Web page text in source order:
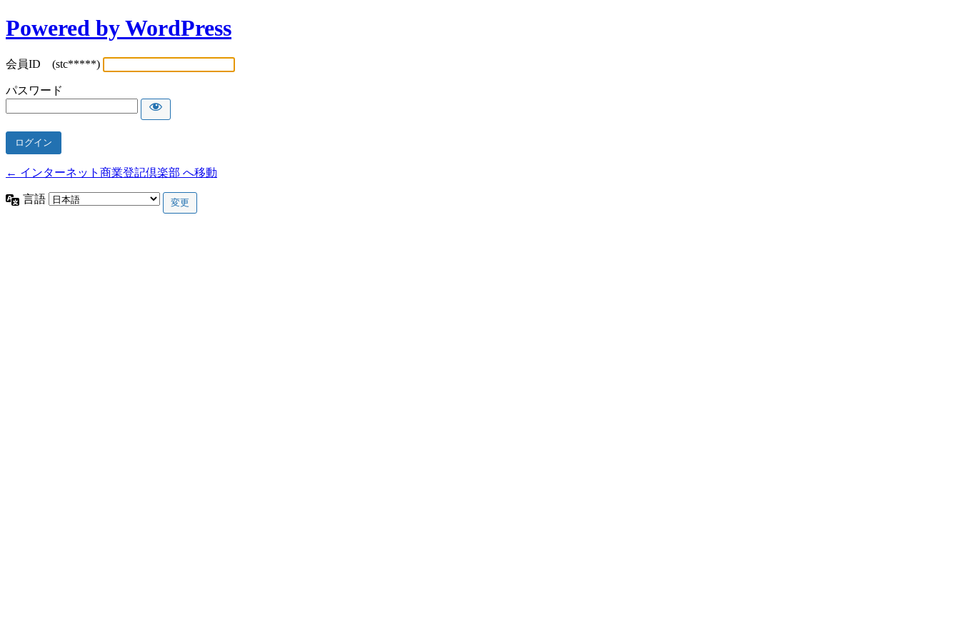
Powered by WordPress
会員ID (stc*****)
パスワード
← インターネット商業登記倶楽部 へ移動
言語